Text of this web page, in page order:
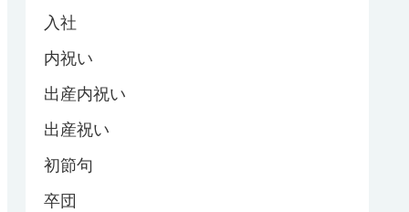
入社
内祝い
出産内祝い
出産祝い
初節句
卒団